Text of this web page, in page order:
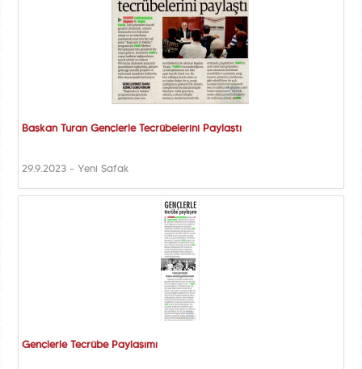
Başkan Turan Gençlerle Tecrübelerini Paylaştı
29.9.2023 - Yeni Şafak
Gençlerle Tecrübe Paylaşımı